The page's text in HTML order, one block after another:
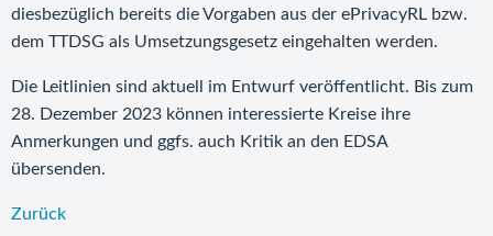
diesbezüglich bereits die Vorgaben aus der ePrivacyRL bzw.
dem TTDSG als Umsetzungsgesetz eingehalten werden.
Die Leitlinien sind aktuell im Entwurf veröffentlicht. Bis zum
28. Dezember 2023 können interessierte Kreise ihre
Anmerkungen und ggfs. auch Kritik an den EDSA
übersenden.
Zurück